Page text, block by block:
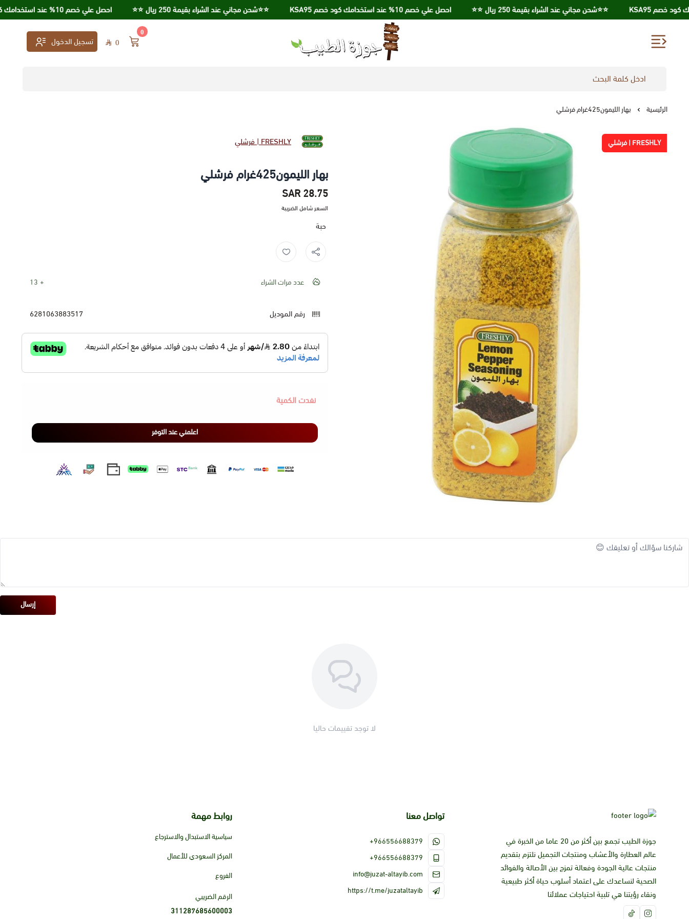
⭐️⭐️شحن مجاني عند الشراء بقيمة 250 ريال ⭐️⭐️ احصل علي خصم 10% عند استخدامك كود خصم KSA95 ⭐️⭐️شحن مجاني عند الشراء بقيمة 250 ريال ⭐️⭐️ احصل علي خصم 10% عند استخدامك كود خصم KSA95
جوزة الطيب
0
0 تسجيل الدخول
الرئيسية بهار الليمون425غرام فرشلي
FRESHLY | فرشلي FRESHLY | فرشلي
بهار الليمون425غرام فرشلي
28.75 SAR
السعر شامل الضريبة
حبة
عدد مرات الشراء 13
رقم الموديل 6281063883517
نفدت الكمية
اعلمني عند التوفر
إرسال
لا توجد تقييمات حاليا
جوزة الطيب تجمع بين أكثر من 20 عاما من الخبرة في
عالم العطارة والأعشاب ومنتجات التجميل نلتزم بتقديم
منتجات عالية الجودة وفعالة تمزج بين الأصالة والفوائد
الصحية لنساعدك على اعتماد أسلوب حياة أكثر طبيعية
ونقاء رؤيتنا هي تلبية احتياجات عملائنا
تواصل معنا
+966556688379
+966556688379
info@juzat-altayib.com
https://t.me/juzataltayib
روابط مهمة
سياسية الاستبدال والاسترجاع
المركز السعودي للأعمال
الفروع
الرقم الضريبي
311287685600003